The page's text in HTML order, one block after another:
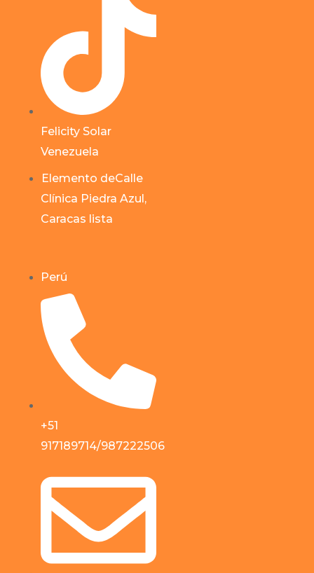
Felicity Solar
Venezuela
Elemento deCalle
Clínica Piedra Azul,
Caracas lista
Perú
+51
917189714/987222506